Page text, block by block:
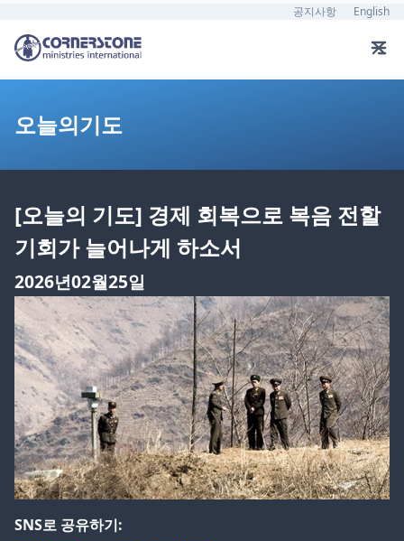
공지사항 English
오늘의기도
[오늘의 기도] 경제 회복으로 복음 전할
기회가 늘어나게 하소서
2026년02월25일
SNS로 공유하기: